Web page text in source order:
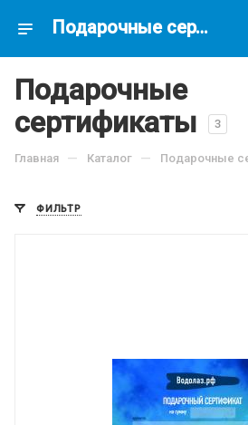
Подарочные сертификаты купить в магазине подводной охоты - Водолаз.РФ -
Подарочные
сертификаты
3
Главная — Каталог — Подарочные
ФИЛЬТР